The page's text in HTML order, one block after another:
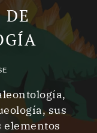
sus
elementos